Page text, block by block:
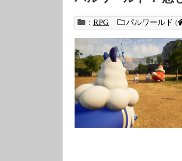
： RPG パルワールド (